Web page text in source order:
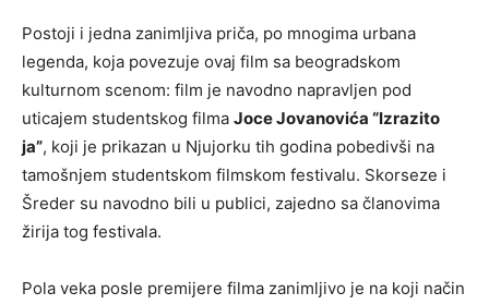
Postoji i jedna zanimljiva priča, po mnogima urbana
legenda, koja povezuje ovaj film sa beogradskom
kulturnom scenom: film je navodno napravljen pod
uticajem studentskog filma Joce Jovanovića “Izrazito
ja”, koji je prikazan u Njujorku tih godina pobedivši na
tamošnjem studentskom filmskom festivalu. Skorseze i
Šreder su navodno bili u publici, zajedno sa članovima
žirija tog festivala.
Pola veka posle premijere filma zanimljivo je na koji način